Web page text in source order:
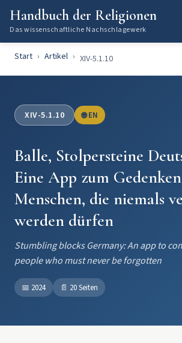
Handbuch der Religionen
Das wissenschaftliche Nachschlagewerk
Start Artikel XIV-5.1.10
XIV-5.1.10 🌐 EN
Balle, Stolpersteine
Eine App zum
Menschen, die niemals
werden dürfen
Stumbling blocks Germany: An app to
people who must never be forgotten
📅 2024 📄 20 Seiten